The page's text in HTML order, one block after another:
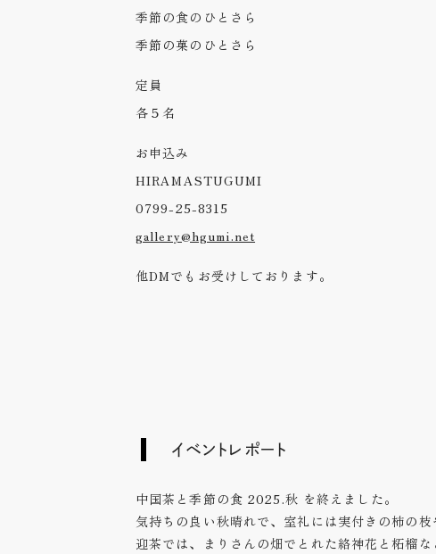
季節の食のひとさら
季節の菓のひとさら
定員
各５名
お申込み
HIRAMASTUGUMI
0799-25-8315
gallery@hgumi.net
他DMでもお受けしております。
イベントレポート
中国茶と季節の食 2025.秋 を終えました。
気持ちの良い秋晴れで、室礼には実付きの柿の
迎茶では、まりさんの畑でとれた絡神花と柘榴